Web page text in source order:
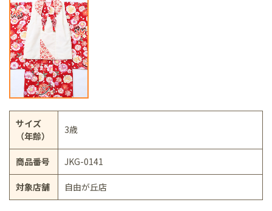
サイズ
（年齢）
3歳
商品番号 JKG-0141
対象店舗 自由が丘店